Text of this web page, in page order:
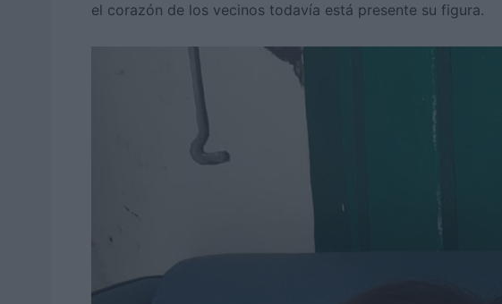
el corazón de los vecinos todavía está presente su figura.